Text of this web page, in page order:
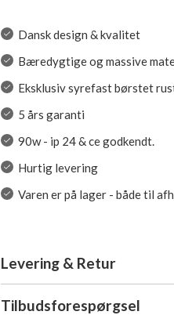
Dansk design & kvalitet
Bæredygtige og massive
Eksklusiv syrefast børstet
5 års garanti
90w - ip 24 & ce godkendt.
Hurtig levering
Varen er på lager - både til
Levering & Retur
Tilbudsforespørgsel